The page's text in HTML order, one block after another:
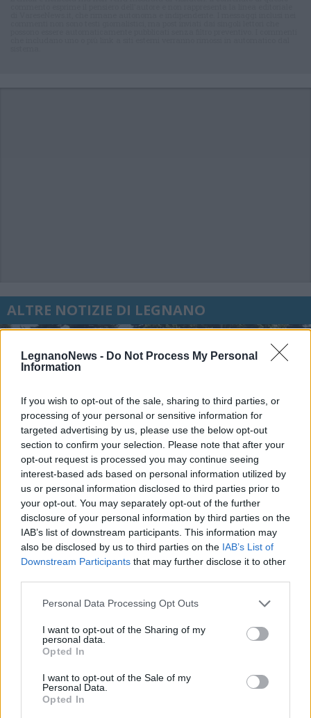
LegnanoNews - Do Not Process My Personal
Information
If you wish to opt-out of the sale, sharing to third parties, or
processing of your personal or sensitive information for
targeted advertising by us, please use the below opt-out
section to confirm your selection. Please note that after your
opt-out request is processed you may continue seeing
interest-based ads based on personal information utilized by
us or personal information disclosed to third parties prior to
your opt-out. You may separately opt-out of the further
disclosure of your personal information by third parties on the
IAB’s list of downstream participants. This information may
also be disclosed by us to third parties on the IAB’s List of
Downstream Participants that may further disclose it to other
Personal Data Processing Opt Outs
I want to opt-out of the Sharing of my
personal data.
Opted In
I want to opt-out of the Sale of my
Personal Data.
Opted In
ALTRE NOTIZIE DI LEGNANO
CALCIO
In Eccellenza il Legnano calcio
inserito nel girone A lombardo